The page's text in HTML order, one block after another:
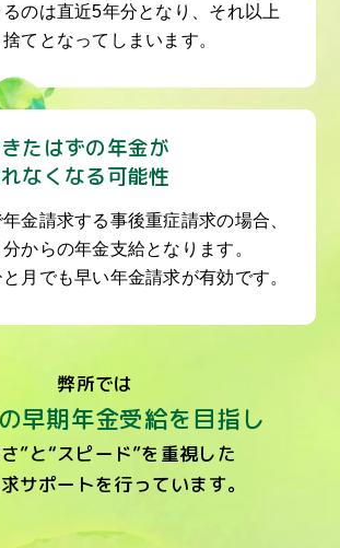
のは直近5年分となり、それ以上
てとなってしまいます。
たはずの年金が
なくなる可能性
金請求する事後重症請求の場合、
からの年金支給となります。
月でも早い年金請求が有効です。
弊所では
早期年金受給を目指し
”と“スピード”を重視した
サポートを行っています。